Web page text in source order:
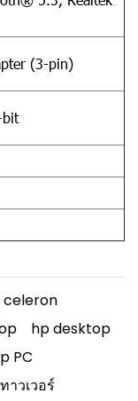
(3-pin)
bit
celeron
hp desktop
PC
าวเวอร์